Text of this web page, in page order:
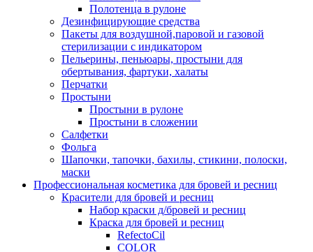
Полотенца в рулоне
Дезинфицирующие средства
Пакеты для воздушной,паровой и газовой
стерилизации с индикатором
Пельерины, пеньюары, простыни для
обертывания, фартуки, халаты
Перчатки
Простыни
Простыни в рулоне
Простыни в сложении
Салфетки
Фольга
Шапочки, тапочки, бахилы, стикини, полоски,
маски
Профессиональная косметика для бровей и ресниц
Красители для бровей и ресниц
Набор краски д/бровей и ресниц
Краска для бровей и ресниц
RefectoCil
COLOR